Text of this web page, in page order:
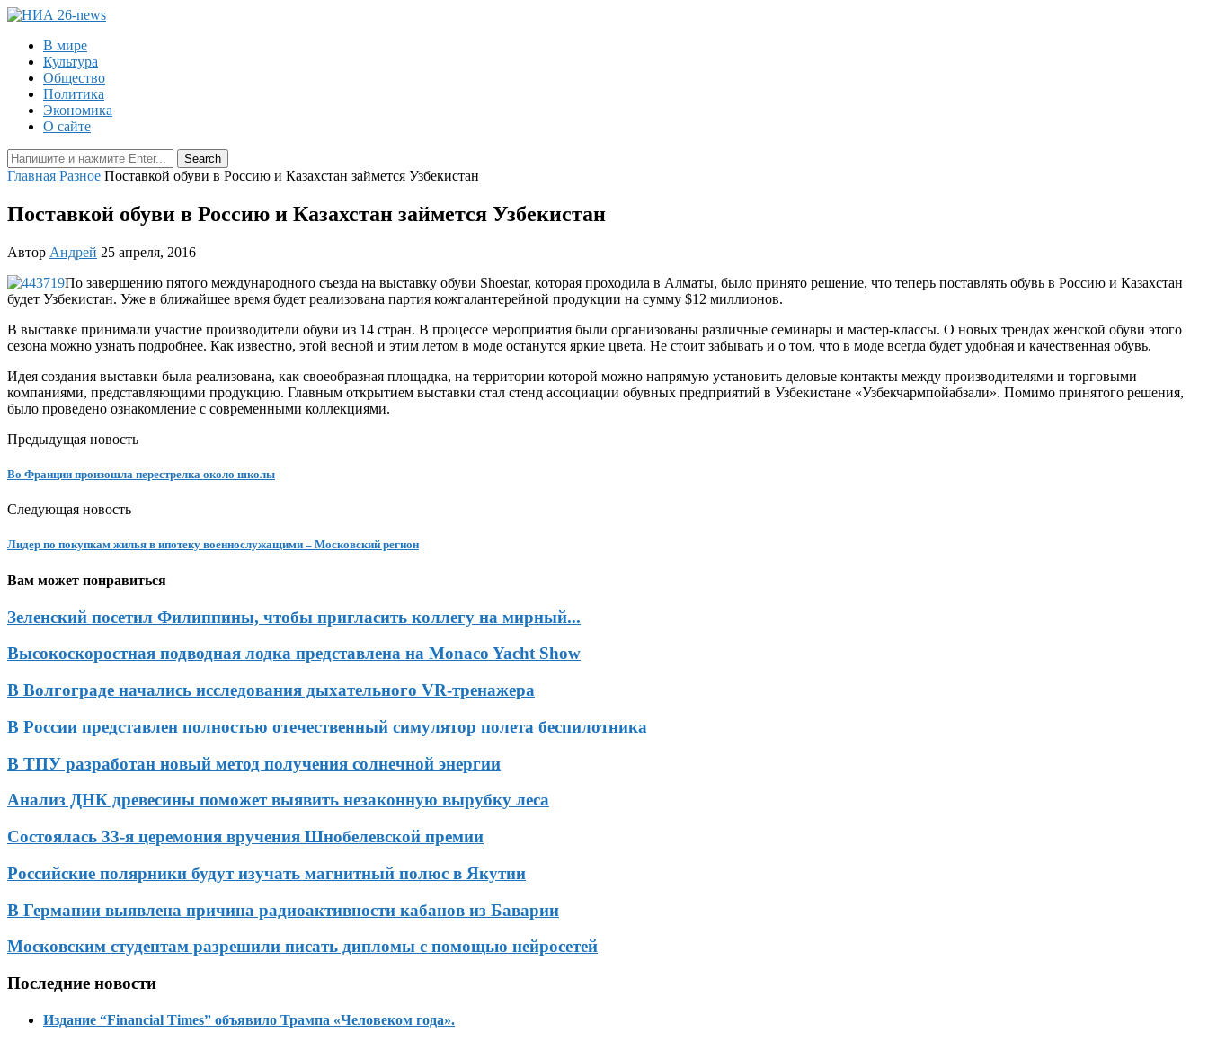
В мире
Культура
Общество
Политика
Экономика
О сайте
Главная Разное Поставкой обуви в Россию и Казахстан займется Узбекистан
Поставкой обуви в Россию и Казахстан займется Узбекистан
Автор Андрей 25 апреля, 2016
По завершению пятого международного съезда на выставку обуви Shoestar, которая проходила в Алматы, было принято решение, что теперь поставлять обувь в Россию и Казахстан
будет Узбекистан. Уже в ближайшее время будет реализована партия кожгалантерейной продукции на сумму $12 миллионов.
В выставке принимали участие производители обуви из 14 стран. В процессе мероприятия были организованы различные семинары и мастер-классы. О новых трендах женской обуви этого
сезона можно узнать подробнее. Как известно, этой весной и этим летом в моде останутся яркие цвета. Не стоит забывать и о том, что в моде всегда будет удобная и качественная обувь.
Идея создания выставки была реализована, как своеобразная площадка, на территории которой можно напрямую установить деловые контакты между производителями и торговыми
компаниями, представляющими продукцию. Главным открытием выставки стал стенд ассоциации обувных предприятий в Узбекистане «Узбекчармпойабзали». Помимо принятого решения,
было проведено ознакомление с современными коллекциями.
Предыдущая новость
Во Франции произошла перестрелка около школы
Следующая новость
Лидер по покупкам жилья в ипотеку военнослужащими – Московский регион
Вам может понравиться
Зеленский посетил Филиппины, чтобы пригласить коллегу на мирный...
Высокоскоростная подводная лодка представлена на Monaco Yacht Show
В Волгограде начались исследования дыхательного VR-тренажера
В России представлен полностью отечественный симулятор полета беспилотника
В ТПУ разработан новый метод получения солнечной энергии
Анализ ДНК древесины поможет выявить незаконную вырубку леса
Состоялась 33-я церемония вручения Шнобелевской премии
Российские полярники будут изучать магнитный полюс в Якутии
В Германии выявлена причина радиоактивности кабанов из Баварии
Московским студентам разрешили писать дипломы с помощью нейросетей
Последние новости
Издание “Financial Times” объявило Трампа «Человеком года».